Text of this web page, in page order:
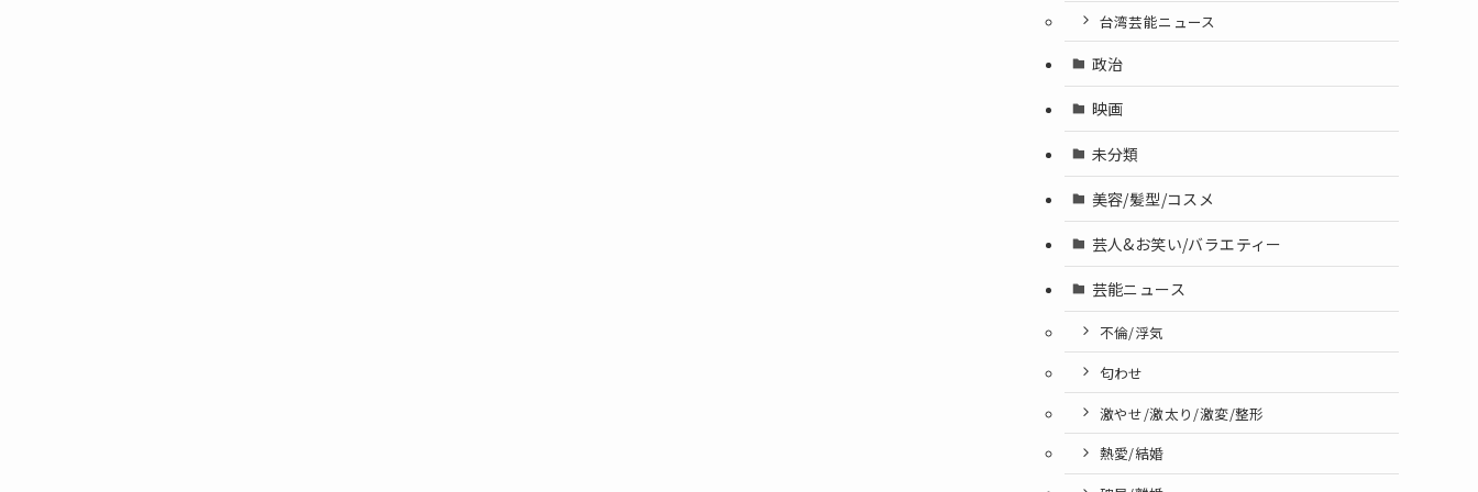
台湾芸能ニュース
政治
映画
未分類
美容/髪型/コスメ
芸人&お笑い/バラエティー
芸能ニュース
不倫/浮気
匂わせ
激やせ/激太り/激変/整形
熱愛/結婚